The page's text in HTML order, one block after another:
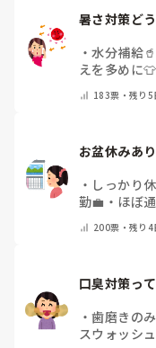
暑さ対策ど
・水分補給🥤
えを多めに👕
183票・残り5
お盆休みあ
・ しっかり
勤💼 ・ ほぼ
200票・残り4
口臭対策っ
・歯磨きのみ
スウォッシ